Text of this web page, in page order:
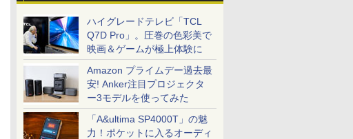
ハイグレードテレビ「TCL
Q7D Pro」。圧巻の色彩美で
映画＆ゲームが極上体験に
Amazon プライムデー過去最
安! Anker注目プロジェクタ
ー3モデルを使ってみた
「A&ultima SP4000T」の魅
力！ポケットに入るオーディ